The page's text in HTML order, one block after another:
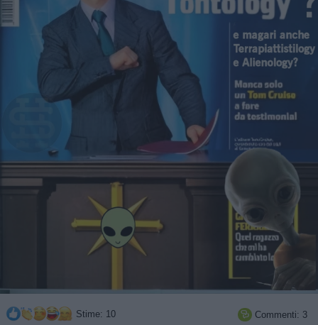
Stime: 10  Commenti: 3